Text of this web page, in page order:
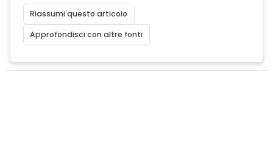
Riassumi questo articolo
Approfondisci con altre fonti